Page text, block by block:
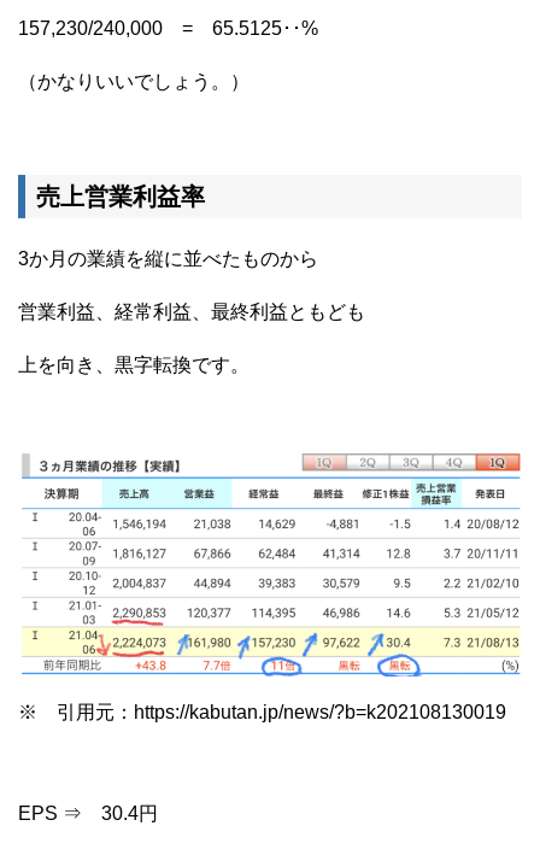
157,230/240,000 = 65.5125･･%
（かなりいいでしょう。）
売上営業利益率
3か月の業績を縦に並べたものから
営業利益、経常利益、最終利益ともども
上を向き、黒字転換です。
※ 引用元：https://kabutan.jp/news/?b=k202108130019
EPS ⇒ 30.4円